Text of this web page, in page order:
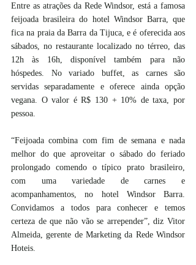
Entre as atrações da Rede Windsor, está a famosa
feijoada brasileira do hotel Windsor Barra, que
fica na praia da Barra da Tijuca, e é oferecida aos
sábados, no restaurante localizado no térreo, das
12h às 16h, disponível também para não
hóspedes. No variado buffet, as carnes são
servidas separadamente e oferece ainda opção
vegana. O valor é R$ 130 + 10% de taxa, por
pessoa.
“Feijoada combina com fim de semana e nada
melhor do que aproveitar o sábado do feriado
prolongado comendo o típico prato brasileiro,
com uma variedade de carnes e
acompanhamentos, no hotel Windsor Barra.
Convidamos a todos para conhecer e temos
certeza de que não vão se arrepender”, diz Vitor
Almeida, gerente de Marketing da Rede Windsor
Hoteis.